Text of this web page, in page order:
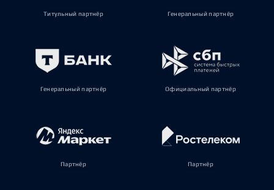
Титульный партнёр Генеральный партнёр
Генеральный партнёр Официальный партнёр
Партнёр Партнёр